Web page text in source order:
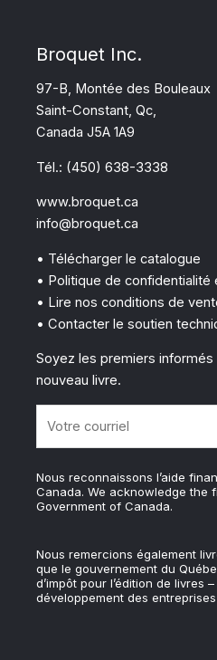
Broquet Inc.
97-B, Montée des Bouleaux
Saint-Constant, Qc,
Canada J5A 1A9
Tél.: (450) 638-3338
www.broquet.ca
info@broquet.ca
• Télécharger le catalogue
• Politique de confidentialité
• Lire nos conditions de
• Contacter le soutien
Soyez les premiers
nouveau livre.
Nous reconnaissons l’aide
Canada. We acknowledge the
Government of Canada.
Nous remercions également
que le gouvernement du
d’impôt pour l’édition de livres
développement des entreprises